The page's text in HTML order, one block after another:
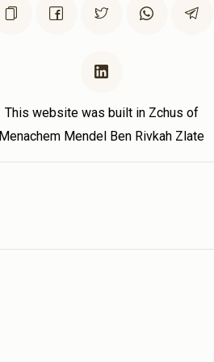
This website was built in Zchus of
Menachem Mendel Ben Rivkah Zlate